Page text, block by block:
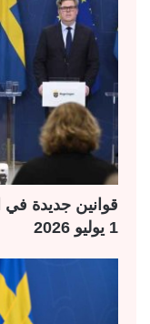
قوانين جديدة في
1 يوليو 2026